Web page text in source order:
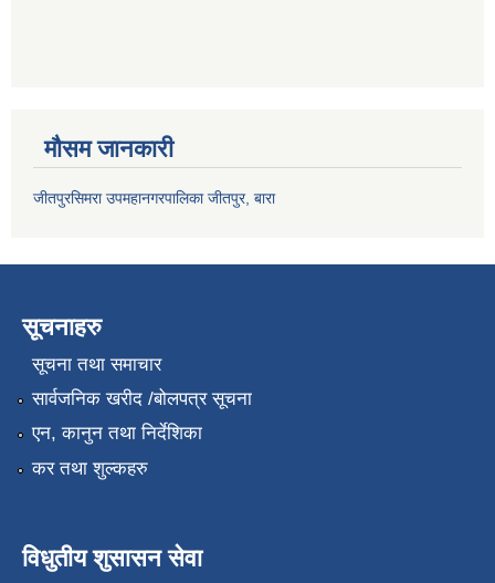
मौसम जानकारी
जीतपुरसिमरा उपमहानगरपालिका जीतपुर, बारा
सूचनाहरु
सूचना तथा समाचार
सार्वजनिक खरीद /बोलपत्र सूचना
एन, कानुन तथा निर्देशिका
कर तथा शुल्कहरु
विधुतीय शुसासन सेवा